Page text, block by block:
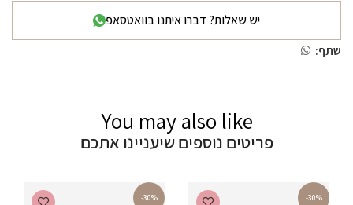
יש שאלות? דברו איתנו בוואטסאפ
שתף:
You may also like
פריטים נוספים שיעניינו אתכם
-30%
-30%